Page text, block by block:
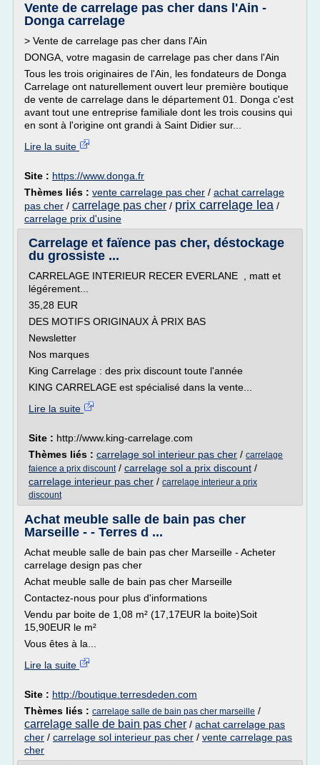
Vente de carrelage pas cher dans l'Ain -
Donga carrelage
> Vente de carrelage pas cher dans l'Ain
DONGA, votre magasin de carrelage pas cher dans l'Ain
Tous les trois originaires de l'Ain, les fondateurs de Donga
Carrelage ont naturellement ouvert leur première boutique
de vente de carrelage dans le département 01. Donga c'est
avant tout une entreprise familiale dont les trois cousins qui
en sont à l'origine ont grandi à Saint Didier sur...
Lire la suite
Site : https://www.donga.fr
Thèmes liés : vente carrelage pas cher / achat carrelage
pas cher / carrelage pas cher / prix carrelage lea /
carrelage prix d'usine
Carrelage et faïence pas cher, déstockage
du grossiste ...
CARRELAGE INTERIEUR RECER EVERLANE , matt et
légérement...
35,28 EUR
DES MOTIFS ORIGINAUX À PRIX BAS
Newsletter
Nos marques
King Carrelage : des prix discount toute l'année
KING CARRELAGE est spécialisé dans la vente...
Lire la suite
Site : http://www.king-carrelage.com
Thèmes liés : carrelage sol interieur pas cher / carrelage
faience a prix discount/ carrelage sol a prix discount /
carrelage interieur pas cher / carrelage interieur a prix
discount
Achat meuble salle de bain pas cher
Marseille - - Terres d ...
Achat meuble salle de bain pas cher Marseille - Acheter
carrelage design pas cher
Achat meuble salle de bain pas cher Marseille
Contactez-nous pour plus d'informations
Vendu par boite de 1,08 m² (17,17EUR la boite)Soit
15,90EUR le m²
Vous êtes à la...
Lire la suite
Site : http://boutique.terresdeden.com
Thèmes liés : carrelage salle de bain pas cher marseille /
carrelage salle de bain pas cher / achat carrelage pas
cher / carrelage sol interieur pas cher / vente carrelage pas
cher